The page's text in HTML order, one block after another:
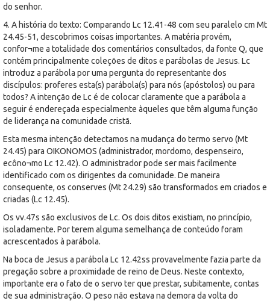
do senhor.
4. A história do texto: Comparando Lc 12.41-48 com seu paralelo cm Mt
24.45-51, descobrimos coisas importantes. A matéria provém,
confor¬me a totalidade dos comentários consultados, da fonte Q, que
contém principalmente coleções de ditos e parábolas de Jesus. Lc
introduz a parábola por uma pergunta do representante dos
discípulos: proferes esta(s) parábola(s) para nós (apóstolos) ou para
todos? A intenção de Lc é de colocar claramente que a parábola a
seguir é endereçada especialmente àqueles que têm alguma função
de liderança na comunidade cristã.
Esta mesma intenção detectamos na mudança do termo servo (Mt
24.45) para OIKONOMOS (administrador, mordomo, despenseiro,
ecôno¬mo Lc 12.42). O administrador pode ser mais facilmente
identificado com os dirigentes da comunidade. De maneira
consequente, os conserves (Mt 24.29) são transformados em criados e
criadas (Lc 12.45).
Os vv.47s são exclusivos de Lc. Os dois ditos existiam, no princípio,
isoladamente. Por terem alguma semelhança de conteúdo foram
acrescentados à parábola.
Na boca de Jesus a parábola Lc 12.42ss provavelmente fazia parte da
pregação sobre a proximidade de reino de Deus. Neste contexto,
importante era o fato de o servo ter que prestar, subitamente, contas
de sua administração. O peso não estava na demora da volta do